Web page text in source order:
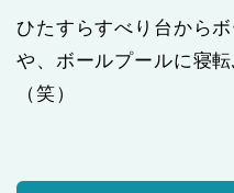
ひたすらすべり台から
や、ボールプールに寝
（笑）